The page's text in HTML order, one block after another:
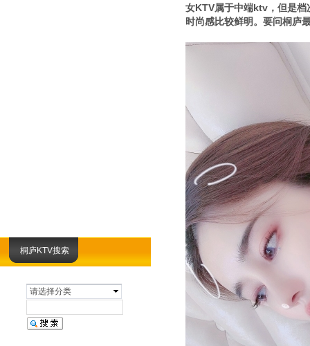
桐庐KTV搜索
请选择分类
女KTV属于中端ktv，但是档
时尚感比较鲜明。要问桐庐